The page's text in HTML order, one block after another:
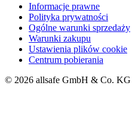
Informacje prawne
Polityka prywatności
Ogólne warunki sprzedaży
Warunki zakupu
Ustawienia plików cookie
Centrum pobierania
© 2026 allsafe GmbH & Co. KG